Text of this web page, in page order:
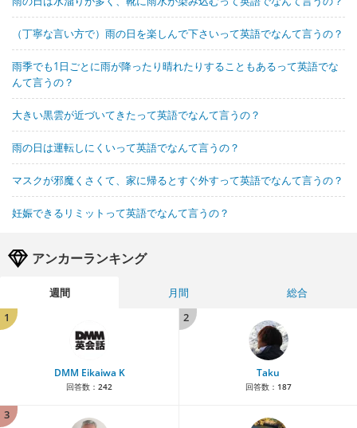
（丁寧な言い方で）雨の日を楽しんで下さいって英語でなんて言うの？
雨季でも1日ごとに雨が降ったり晴れたりすることもあるって英語でな
んて言うの？
大きい黒雲が近づいてきたって英語でなんて言うの？
雨の日は運転しにくいって英語でなんて言うの？
マスクが邪魔くさくて、家に帰るとすぐ外すって英語でなんて言うの？
妊娠できるリミットって英語でなんて言うの？
アンカーランキング
週間 月間
総合
1
DMM Eikaiwa K
回答数： 242
2
Taku
回答数： 187
3